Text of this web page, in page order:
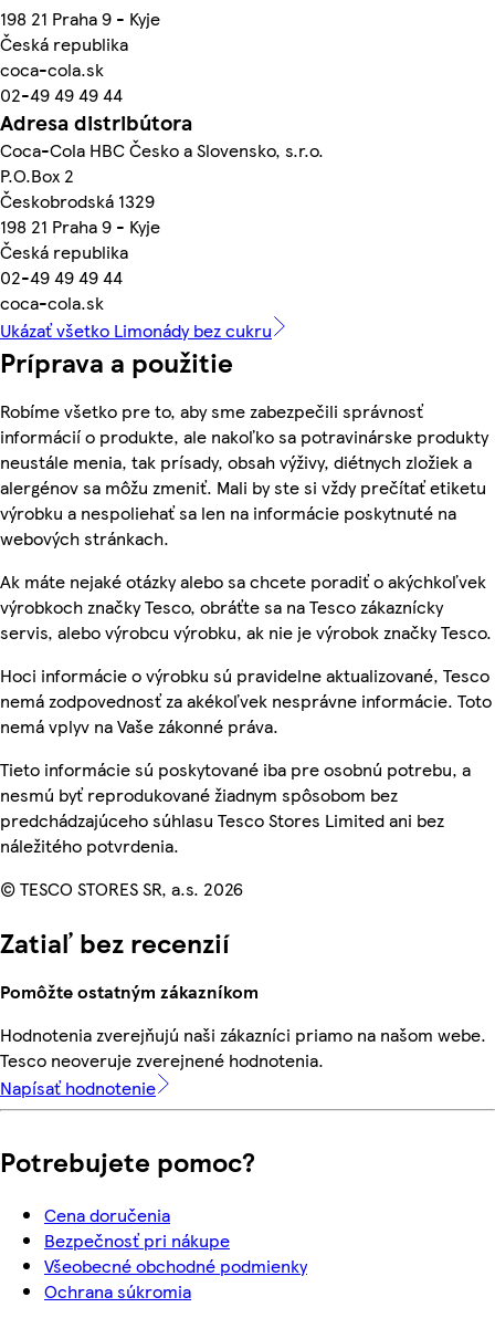
198 21 Praha 9 - Kyje
Česká republika
coca-cola.sk
02-49 49 49 44
Adresa distribútora
Coca-Cola HBC Česko a Slovensko, s.r.o.
P.O.Box 2
Českobrodská 1329
198 21 Praha 9 - Kyje
Česká republika
02-49 49 49 44
coca-cola.sk
Ukázať všetko Limonády bez cukru
Príprava a použitie
Robíme všetko pre to, aby sme zabezpečili správnosť
informácií o produkte, ale nakoľko sa potravinárske produkty
neustále menia, tak prísady, obsah výživy, diétnych zložiek a
alergénov sa môžu zmeniť. Mali by ste si vždy prečítať etiketu
výrobku a nespoliehať sa len na informácie poskytnuté na
webových stránkach.
Ak máte nejaké otázky alebo sa chcete poradiť o akýchkoľvek
výrobkoch značky Tesco, obráťte sa na Tesco zákaznícky
servis, alebo výrobcu výrobku, ak nie je výrobok značky Tesco.
Hoci informácie o výrobku sú pravidelne aktualizované, Tesco
nemá zodpovednosť za akékoľvek nesprávne informácie. Toto
nemá vplyv na Vaše zákonné práva.
Tieto informácie sú poskytované iba pre osobnú potrebu, a
nesmú byť reprodukované žiadnym spôsobom bez
predchádzajúceho súhlasu Tesco Stores Limited ani bez
náležitého potvrdenia.
© TESCO STORES SR, a.s. 2026
Zatiaľ bez recenzií
Pomôžte ostatným zákazníkom
Hodnotenia zverejňujú naši zákazníci priamo na našom webe.
Tesco neoveruje zverejnené hodnotenia.
Napísať hodnotenie
Potrebujete pomoc?
Cena doručenia
Bezpečnosť pri nákupe
Všeobecné obchodné podmienky
Ochrana súkromia